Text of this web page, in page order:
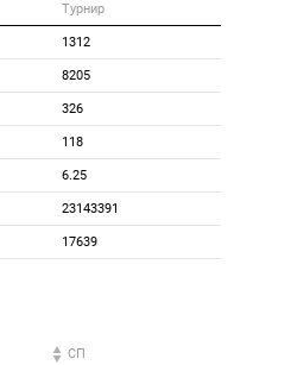
Турнир
1312
8205
326
118
6.25
23143391
17639
СП